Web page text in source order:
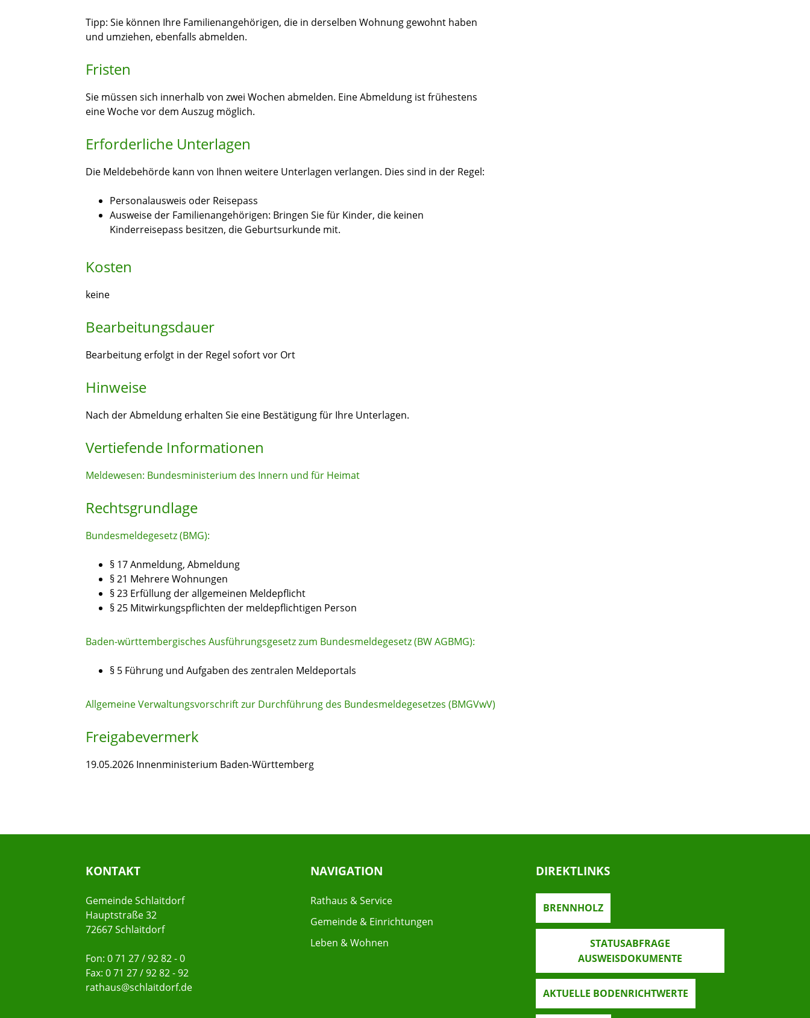
Tipp: Sie können Ihre Familienangehörigen, die in derselben Wohnung gewohnt haben
und umziehen, ebenfalls abmelden.
Fristen
Sie müssen sich innerhalb von zwei Wochen abmelden. Eine Abmeldung ist frühestens
eine Woche vor dem Auszug möglich.
Erforderliche Unterlagen
Die Meldebehörde kann von Ihnen weitere Unterlagen verlangen. Dies sind in der Regel:
Personalausweis oder Reisepass
Ausweise der Familienangehörigen: Bringen Sie für Kinder, die keinen
Kinderreisepass besitzen, die Geburtsurkunde mit.
Kosten
keine
Bearbeitungsdauer
Bearbeitung erfolgt in der Regel sofort vor Ort
Hinweise
Nach der Abmeldung erhalten Sie eine Bestätigung für Ihre Unterlagen.
Vertiefende Informationen
Meldewesen: Bundesministerium des Innern und für Heimat
Rechtsgrundlage
Bundesmeldegesetz (BMG):
§ 17 Anmeldung, Abmeldung
§ 21 Mehrere Wohnungen
§ 23 Erfüllung der allgemeinen Meldepflicht
§ 25 Mitwirkungspflichten der meldepflichtigen Person
Baden-württembergisches Ausführungsgesetz zum Bundesmeldegesetz (BW AGBMG):
§ 5 Führung und Aufgaben des zentralen Meldeportals
Allgemeine Verwaltungsvorschrift zur Durchführung des Bundesmeldegesetzes (BMGVwV)
Freigabevermerk
19.05.2026 Innenministerium Baden-Württemberg
KONTAKT
Gemeinde Schlaitdorf
Hauptstraße 32
72667 Schlaitdorf
Fon: 0 71 27 / 92 82 - 0
Fax: 0 71 27 / 92 82 - 92
rathaus@schlaitdorf.de
NAVIGATION
Rathaus & Service
Gemeinde & Einrichtungen
Leben & Wohnen
DIREKTLINKS
BRENNHOLZ
STATUSABFRAGE
AUSWEISDOKUMENTE
AKTUELLE BODENRICHTWERTE